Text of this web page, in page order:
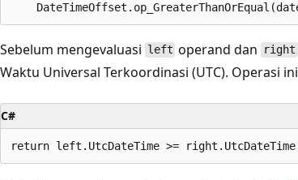
Sebelum mengevaluasi left operand dan right
Waktu Universal Terkoordinasi (UTC). Operasi
C#